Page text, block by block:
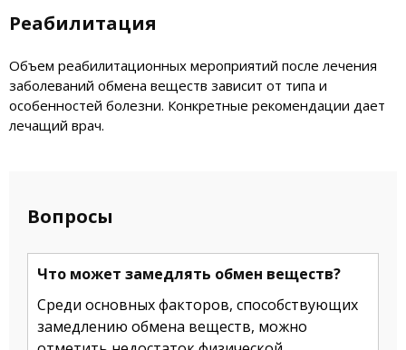
Реабилитация
Объем реабилитационных мероприятий после лечения
заболеваний обмена веществ зависит от типа и
особенностей болезни. Конкретные рекомендации дает
лечащий врач.
Вопросы
Что может замедлять обмен веществ?
Среди основных факторов, способствующих
замедлению обмена веществ, можно